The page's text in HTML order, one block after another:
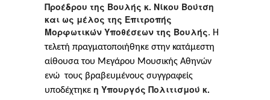
Προέδρου της Βουλής κ. Νίκου Βούτση
και ως μέλος της Επιτροπής
Μορφωτικών Υποθέσεων της Βουλής. Η
τελετή πραγματοποιήθηκε στην κατάμεστη
αίθουσα του Μεγάρου Μουσικής Αθηνών
ενώ τους βραβευμένους συγγραφείς
υποδέχτηκε η Υπουργός Πολιτισμού κ.